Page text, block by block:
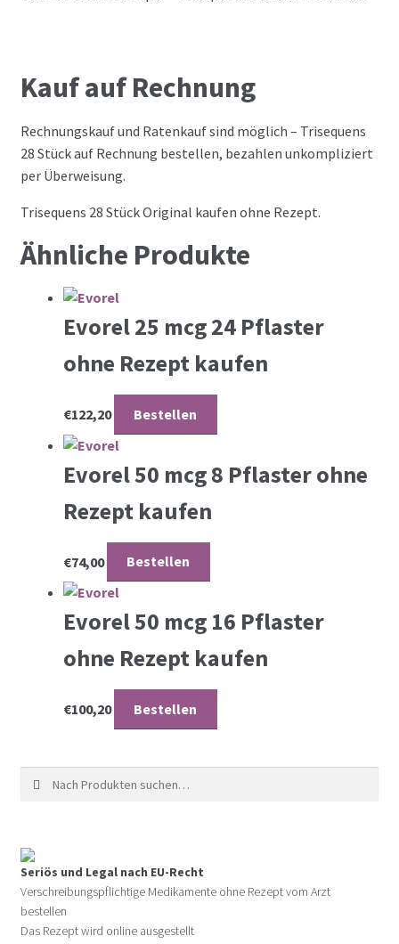
Kauf auf Rechnung
Rechnungskauf und Ratenkauf sind möglich – Trisequens
28 Stück auf Rechnung bestellen, bezahlen unkompliziert
per Überweisung.
Trisequens 28 Stück Original kaufen ohne Rezept.
Ähnliche Produkte
Evorel 25 mcg 24 Pflaster
ohne Rezept kaufen
€122,20 Bestellen
Evorel 50 mcg 8 Pflaster ohne
Rezept kaufen
€74,00 Bestellen
Evorel 50 mcg 16 Pflaster
ohne Rezept kaufen
€100,20 Bestellen
Suche nach:
Seriös und Legal nach EU-Recht
Verschreibungspflichtige Medikamente ohne Rezept vom Arzt
bestellen
Das Rezept wird online ausgestellt